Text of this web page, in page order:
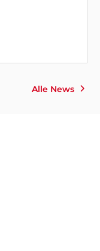
Alle News